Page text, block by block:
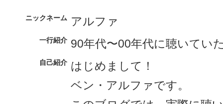
ニックネーム アルファ
一行紹介 90年代〜00年代に聴いてい
自己紹介 はじめまして！
ベン・アルファです。